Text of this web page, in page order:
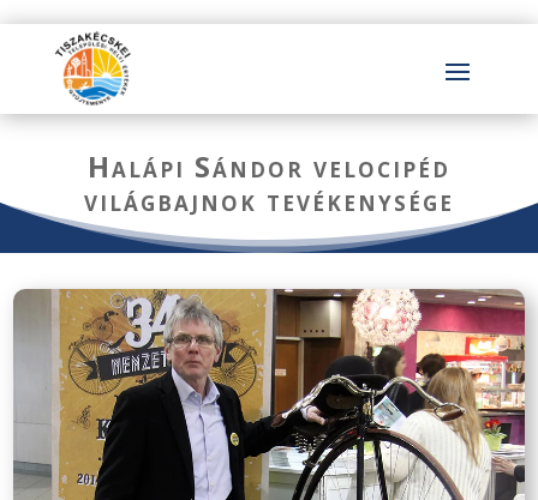
Halápi Sándor velocipéd
világbajnok tevékenysége